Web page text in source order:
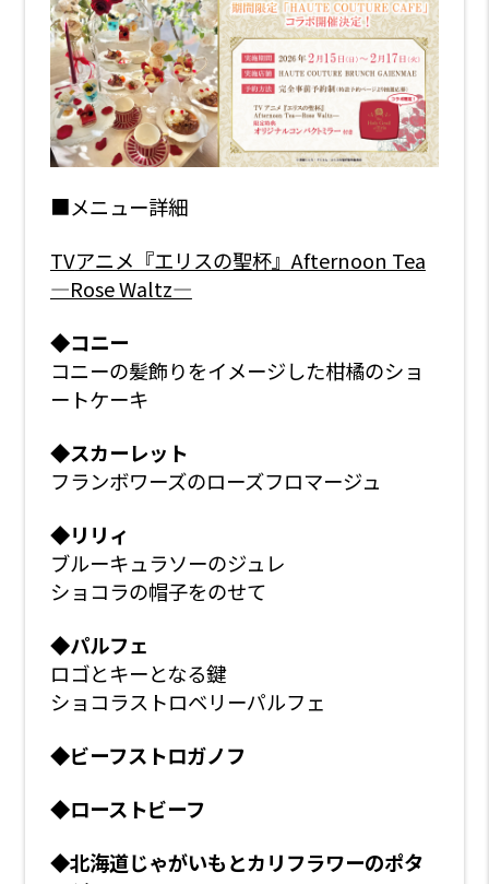
■メニュー詳細
TVアニメ『エリスの聖杯』Afternoon Tea
—Rose Waltz—
◆コニー
コニーの髪飾りをイメージした柑橘のショ
ートケーキ
◆スカーレット
フランボワーズのローズフロマージュ
◆リリィ
ブルーキュラソーのジュレ
ショコラの帽子をのせて
◆パルフェ
ロゴとキーとなる鍵
ショコラストロベリーパルフェ
◆ビーフストロガノフ
◆ローストビーフ
◆北海道じゃがいもとカリフラワーのポタ